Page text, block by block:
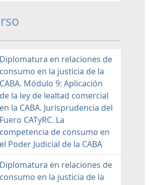
Diplomatura en relaciones de
consumo en la justicia de la
CABA. Módulo 9: Aplicación
de la ley de lealtad comercial
en la CABA. Jurisprudencia del
Fuero CATyRC. La
competencia de consumo en
el Poder Judicial de la CABA
Diplomatura en relaciones de
consumo en la justicia de la